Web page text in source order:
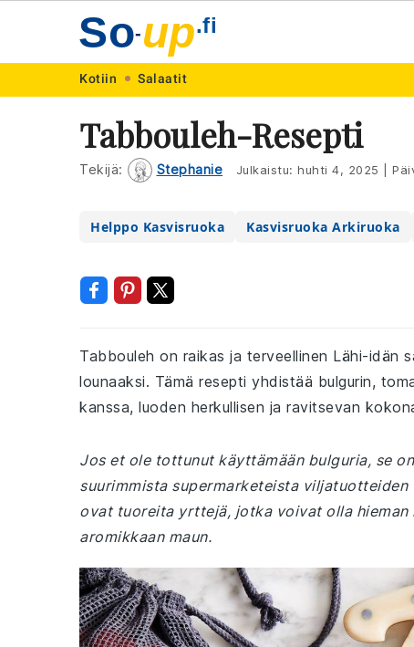
navigation
content
So-up.fi
Kotiin Salaatit
Tabbouleh-Resepti
Tekijä: Stephanie Julkaistu: huhti 4, 2025
Helppo Kasvisruoka Kasvisruoka Arkiruoka
Tabbouleh on raikas ja terveellinen Lähi-idän
lounaaksi. Tämä resepti yhdistää bulgurin,
kanssa, luoden herkullisen ja ravitsevan
Jos et ole tottunut käyttämään bulguria, se
suurimmista supermarketeista
ovat tuoreita yrttejä, jotka voivat olla
aromikkaan maun.